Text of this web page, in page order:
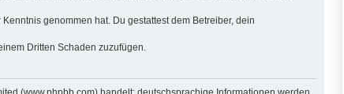
genommen hat. Du gestattest dem Betreiber, dein
Dritten Schaden zuzufügen.